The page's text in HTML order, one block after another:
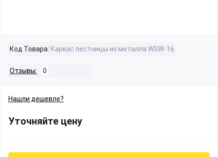
Код Товара: Каркас лестницы из металла WSW-16
Отзывы: 0
Нашли дешевле?
Уточняйте цену